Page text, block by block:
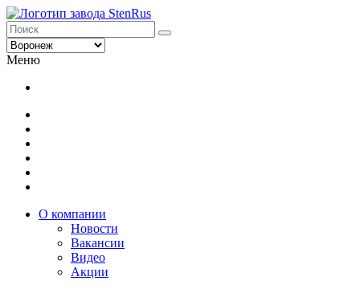
Меню
О компании
Новости
Вакансии
Видео
Акции